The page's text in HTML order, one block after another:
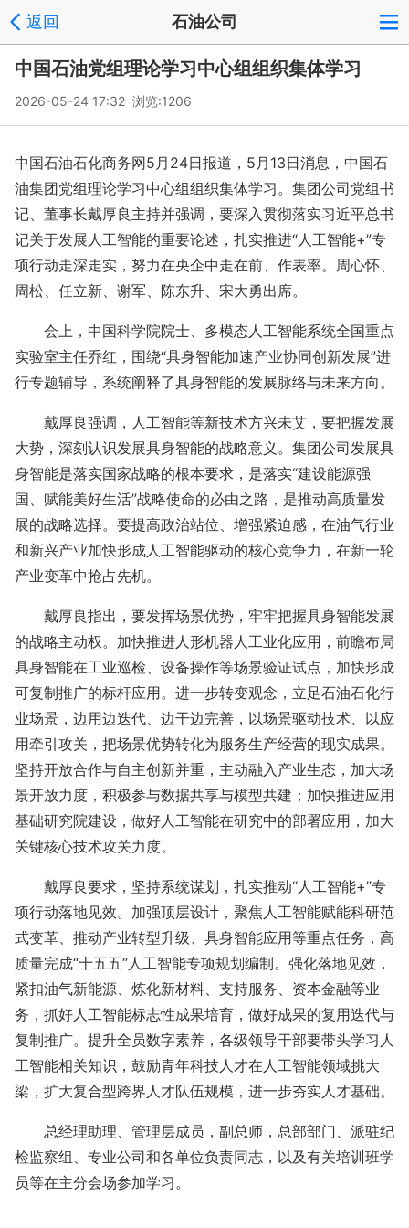
返回 石油公司
中国石油党组理论学习中心组组织集体学习
2026-05-24 17:32 浏览:1206
中国石油石化商务网5月24日报道，5月13日消息，中国石
油集团党组理论学习中心组组织集体学习。集团公司党组书
记、董事长戴厚良主持并强调，要深入贯彻落实习近平总书
记关于发展人工智能的重要论述，扎实推进“人工智能+”专
项行动走深走实，努力在央企中走在前、作表率。周心怀、
周松、任立新、谢军、陈东升、宋大勇出席。
会上，中国科学院院士、多模态人工智能系统全国重点
实验室主任乔红，围绕“具身智能加速产业协同创新发展”进
行专题辅导，系统阐释了具身智能的发展脉络与未来方向。
戴厚良强调，人工智能等新技术方兴未艾，要把握发展
大势，深刻认识发展具身智能的战略意义。集团公司发展具
身智能是落实国家战略的根本要求，是落实“建设能源强
国、赋能美好生活”战略使命的必由之路，是推动高质量发
展的战略选择。要提高政治站位、增强紧迫感，在油气行业
和新兴产业加快形成人工智能驱动的核心竞争力，在新一轮
产业变革中抢占先机。
戴厚良指出，要发挥场景优势，牢牢把握具身智能发展
的战略主动权。加快推进人形机器人工业化应用，前瞻布局
具身智能在工业巡检、设备操作等场景验证试点，加快形成
可复制推广的标杆应用。进一步转变观念，立足石油石化行
业场景，边用边迭代、边干边完善，以场景驱动技术、以应
用牵引攻关，把场景优势转化为服务生产经营的现实成果。
坚持开放合作与自主创新并重，主动融入产业生态，加大场
景开放力度，积极参与数据共享与模型共建；加快推进应用
基础研究院建设，做好人工智能在研究中的部署应用，加大
关键核心技术攻关力度。
戴厚良要求，坚持系统谋划，扎实推动“人工智能+”专
项行动落地见效。加强顶层设计，聚焦人工智能赋能科研范
式变革、推动产业转型升级、具身智能应用等重点任务，高
质量完成“十五五”人工智能专项规划编制。强化落地见效，
紧扣油气新能源、炼化新材料、支持服务、资本金融等业
务，抓好人工智能标志性成果培育，做好成果的复用迭代与
复制推广。提升全员数字素养，各级领导干部要带头学习人
工智能相关知识，鼓励青年科技人才在人工智能领域挑大
梁，扩大复合型跨界人才队伍规模，进一步夯实人才基础。
总经理助理、管理层成员，副总师，总部部门、派驻纪
检监察组、专业公司和各单位负责同志，以及有关培训班学
员等在主分会场参加学习。